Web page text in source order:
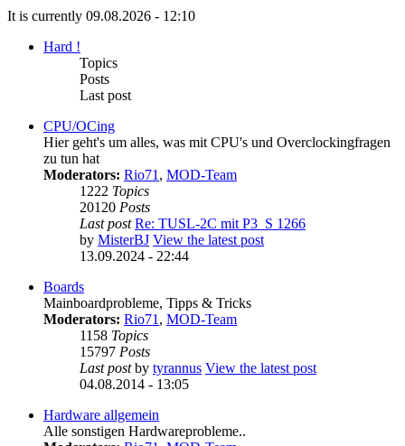
It is currently 09.08.2026 - 12:10
Hard !
Topics
Posts
Last post
CPU/OCing
Hier geht's um alles, was mit CPU's und Overclockingfragen
zu tun hat
Moderators: Rio71, MOD-Team
1222 Topics
20120 Posts
Last post Re: TUSL-2C mit P3_S 1266
by MisterBJ View the latest post
13.09.2024 - 22:44
Boards
Mainboardprobleme, Tipps & Tricks
Moderators: Rio71, MOD-Team
1158 Topics
15797 Posts
Last postby tyrannus View the latest post
04.08.2014 - 13:05
Hardware allgemein
Alle sonstigen Hardwareprobleme..